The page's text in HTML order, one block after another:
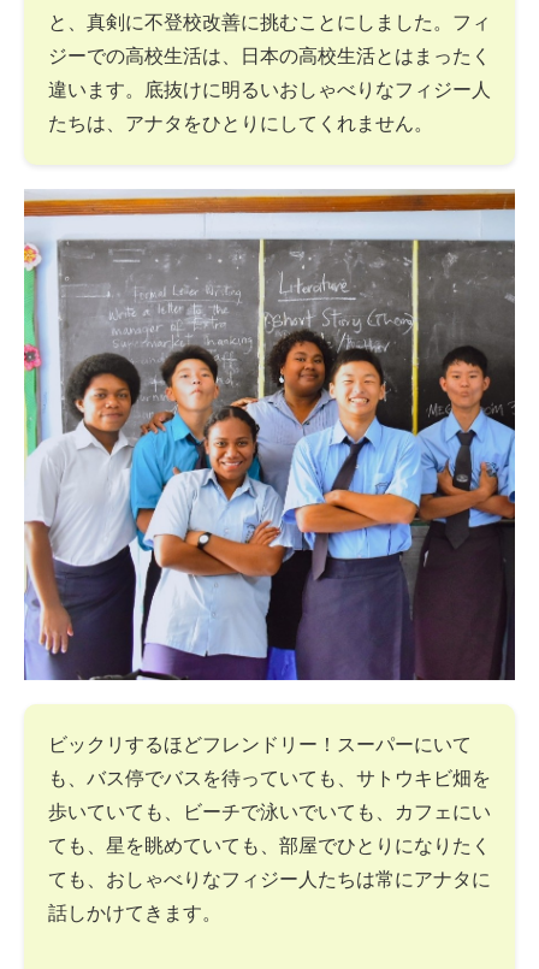
と、真剣に不登校改善に挑むことにしました。フィ
ジーでの高校生活は、日本の高校生活とはまったく
違います。底抜けに明るいおしゃべりなフィジー人
たちは、アナタをひとりにしてくれません。
ビックリするほどフレンドリー！スーパーにいて
も、バス停でバスを待っていても、サトウキビ畑を
歩いていても、ビーチで泳いでいても、カフェにい
ても、星を眺めていても、部屋でひとりになりたく
ても、おしゃべりなフィジー人たちは常にアナタに
話しかけてきます。